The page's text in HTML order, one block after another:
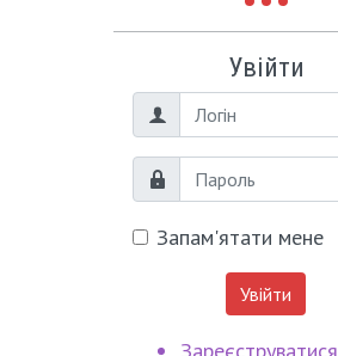
Увійти
Логін
Пароль
Запам'ятати мене
Увійти